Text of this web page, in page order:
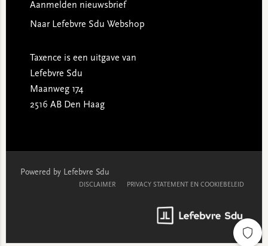
Aanmelden nieuwsbrief
Naar Lefebvre Sdu Webshop
Taxence is een uitgave van
Lefebvre Sdu
Maanweg 174
2516 AB Den Haag
Powered by Lefebvre Sdu
DISCLAIMER PRIVACY STATEMENT EN COOKIEBELEID